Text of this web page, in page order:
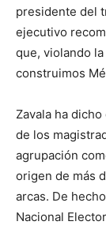
presidente del
ejecutivo
que, violando
construimos
Zavala ha
de los
agrupación
origen de más
arcas. De
Nacional